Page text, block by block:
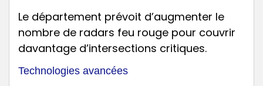
Le département prévoit d’augmenter le
nombre de radars feu rouge pour couvrir
davantage d’intersections critiques.
Technologies avancées